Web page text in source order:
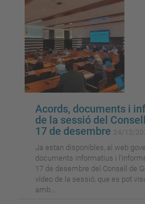
Acords, documents i
de la sessió del
17 de desembre
Ja estan disponibles, al web
documents informatius i
17 de desembre del Consell de
vídeo de la sessió, que es pot
amb...